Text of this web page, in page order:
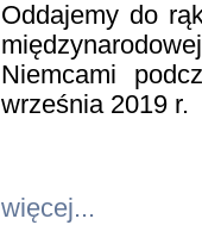
Oddajemy do
Niemcami
września 2019 r.
więcej...